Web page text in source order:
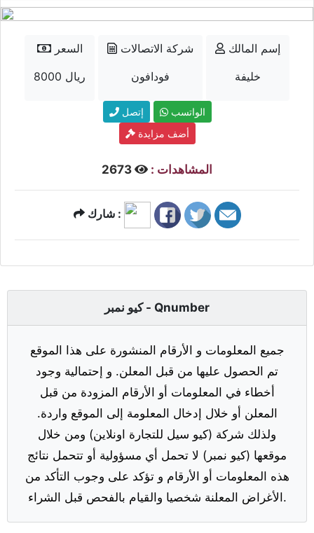
السعر
8000 ريال
شركة الاتصالات
فودافون
إسم المالك
خليفة
إتصل
الواتسب
أضف مزايدة
المشاهدات :
شارك :
كيو نمبر - Qnumber
جميع المعلومات و الأرقام المنشورة على هذا الموقع
تم الحصول عليها من قبل المعلن. و إحتمالية وجود
أخطاء في المعلومات أو الأرقام المزودة من قبل
المعلن أو خلال إدخال المعلومة إلى الموقع واردة.
ولذلك شركة (كيو سيل للتجارة اونلاين) ومن خلال
موقعها (كيو نمبر) لا تحمل أي مسؤولية أو تتحمل نتائج
هذه المعلومات أو الأرقام و تؤكد على وجوب التأكد من
الأغراض المعلنة شخصيا والقيام بالفحص قبل الشراء.